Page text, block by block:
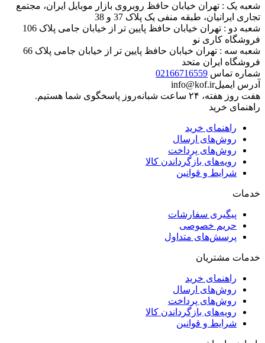
شعبه یک : تهران خیابان حافظ روبروی بازار موبایل ایران، مجتمع
تجاری ایرانیان، طبقه منفی یک پلاک 37 و 38
شعبه دو : تهران خیابان حافظ پایین تر از خیابان جامی پلاک 106
فروشگاه کاری نو
شعبه سه : تهران خیابان حافظ پایین تر از خیابان جامی پلاک 66
فروشگاه ایران متحد
شماره تماس 02166716559
آدرس ایمیلinfo@kof.ir
هفت روز هفته، ۲۴ ساعت شبانه‌روز پاسخگوی شما هستیم.
راهنمای خرید
راهنمای خرید
روش‌های ارسال
روش‌های پرداخت
رویه‌های بازگرداندن کالا
شرایط و قوانین
خدمات
پیگیری سفارشات
حریم خصوصی
پرسش‌های متداول
خدمات مشتریان
راهنمای خرید
روش‌های ارسال
روش‌های پرداخت
رویه‌های بازگرداندن کالا
شرایط و قوانین